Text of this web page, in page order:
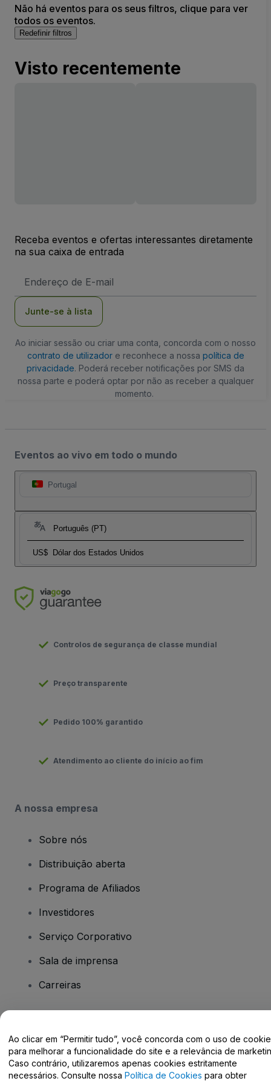
Não há eventos para os seus filtros, clique para ver
todos os eventos.
Redefinir filtros
Visto recentemente
Receba eventos e ofertas interessantes diretamente
na sua caixa de entrada
de
Junte-se à lista
Ao iniciar sessão ou criar uma conta, concorda com o nosso
contrato de utilizadore reconhece a nossa política de
privacidade. Poderá receber notificações por SMS da
nossa parte e poderá optar por não as receber a qualquer
momento.
Eventos ao vivo em todo o mundo
Portugal
Português (PT)
US$ Dólar dos Estados Unidos
Controlos de segurança de classe mundial
Preço transparente
Pedido 100% garantido
Atendimento ao cliente do início ao fim
A nossa empresa
Sobre nós
Distribuição aberta
Programa de Afiliados
Investidores
Serviço Corporativo
Sala de imprensa
Carreiras
Centro de Ajuda / Fale Conosco
Ao clicar em “Permitir tudo”, você concorda com o uso de
para melhorar a funcionalidade do site e a relevância de
Caso contrário, utilizaremos apenas cookies estritamente
necessários. Consulte nossa Política de Cookies para obter